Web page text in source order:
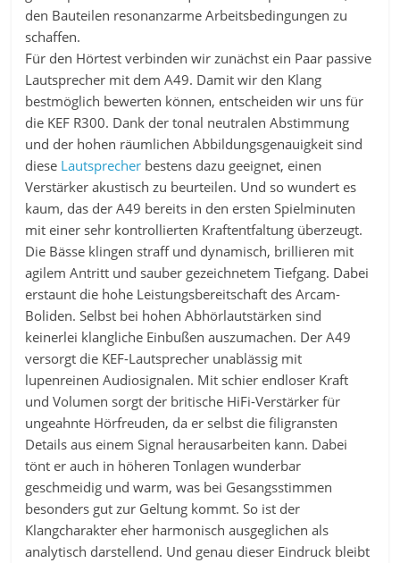
den Bauteilen resonanzarme Arbeitsbedingungen zu
schaffen.
Für den Hörtest verbinden wir zunächst ein Paar passive
Lautsprecher mit dem A49. Damit wir den Klang
bestmöglich bewerten können, entscheiden wir uns für
die KEF R300. Dank der tonal neutralen Abstimmung
und der hohen räumlichen Abbildungsgenauigkeit sind
diese Lautsprecher bestens dazu geeignet, einen
Verstärker akustisch zu beurteilen. Und so wundert es
kaum, das der A49 bereits in den ersten Spielminuten
mit einer sehr kontrollierten Kraftentfaltung überzeugt.
Die Bässe klingen straff und dynamisch, brillieren mit
agilem Antritt und sauber gezeichnetem Tiefgang. Dabei
erstaunt die hohe Leistungsbereitschaft des Arcam-
Boliden. Selbst bei hohen Abhörlautstärken sind
keinerlei klangliche Einbußen auszumachen. Der A49
versorgt die KEF-Lautsprecher unablässig mit
lupenreinen Audiosignalen. Mit schier endloser Kraft
und Volumen sorgt der britische HiFi-Verstärker für
ungeahnte Hörfreuden, da er selbst die filigransten
Details aus einem Signal herausarbeiten kann. Dabei
tönt er auch in höheren Tonlagen wunderbar
geschmeidig und warm, was bei Gesangsstimmen
besonders gut zur Geltung kommt. So ist der
Klangcharakter eher harmonisch ausgeglichen als
analytisch darstellend. Und genau dieser Eindruck bleibt